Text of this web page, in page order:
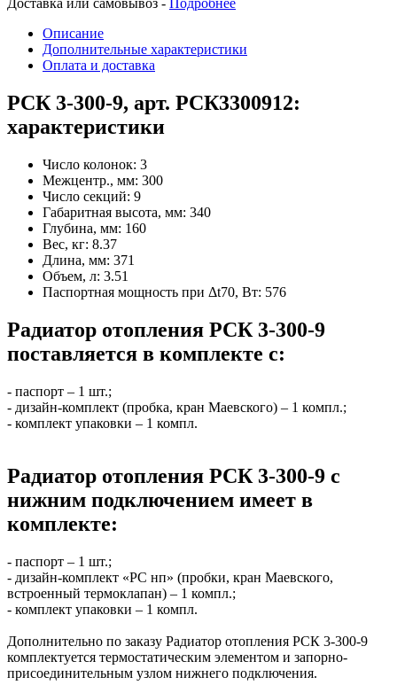
Описание
Дополнительные характеристики
Оплата и доставка
РСК 3-300-9, арт. РСК3300912:
характеристики
Число колонок: 3
Межцентр., мм: 300
Число секций: 9
Габаритная высота, мм: 340
Глубина, мм: 160
Вес, кг: 8.37
Длина, мм: 371
Объем, л: 3.51
Паспортная мощность при Δt70, Вт: 576
Радиатор отопления РСК 3-300-9
поставляется в комплекте с:
- паспорт – 1 шт.;
- дизайн-комплект (пробка, кран Маевского) – 1 компл.;
- комплект упаковки – 1 компл.
Радиатор отопления РСК 3-300-9 с
нижним подключением имеет в
комплекте:
- паспорт – 1 шт.;
- дизайн-комплект «РС нп» (пробки, кран Маевского,
встроенный термоклапан) – 1 компл.;
- комплект упаковки – 1 компл.
Дополнительно по заказу Радиатор отопления РСК 3-300-9
комплектуется термостатическим элементом и запорно-
присоединительным узлом нижнего подключения.